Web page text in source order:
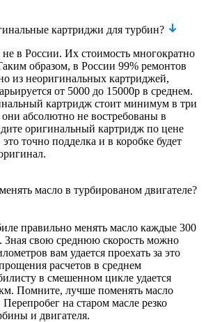
картриджи для турбин?
в России. Их стоимость многократно
образом, в России 99% ремонтов
из неоригинальных картриджей,
от 5000 до 15000р в среднем.
картридж стоит минимум в три
абсолютно не востребованы в
оригинальный картридж по цене
точно подделка и в коробке будет
масло в турбированом двигателе?
правильно менять масло каждые 300
Зная свою среднюю скорость можно
вам удается проехать за это
расчетов в среднем
в смешенном цикле удается
Помните, лучше поменять масло
на старом масле резко
и двигателя.